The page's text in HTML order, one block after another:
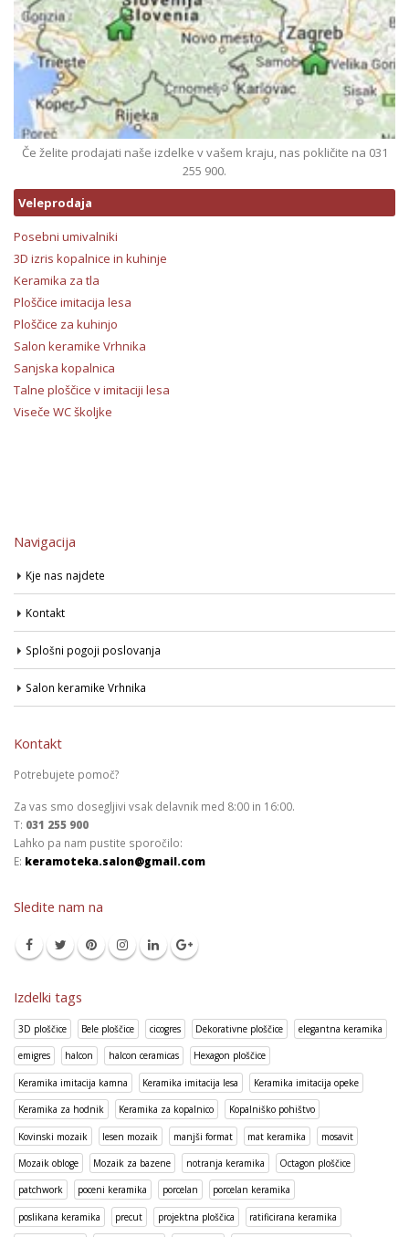
Če želite prodajati naše izdelke v vašem kraju, nas pokličite na 031
255 900.
Veleprodaja
Posebni umivalniki
3D izris kopalnice in kuhinje
Keramika za tla
Ploščice imitacija lesa
Ploščice za kuhinjo
Salon keramike Vrhnika
Sanjska kopalnica
Talne ploščice v imitaciji lesa
Viseče WC školjke
Navigacija
Kje nas najdete
Kontakt
Splošni pogoji poslovanja
Salon keramike Vrhnika
Kontakt
Potrebujete pomoč?
Za vas smo dosegljivi vsak delavnik med 8:00 in 16:00.
T: 031 255 900
Lahko pa nam pustite sporočilo:
E: keramoteka.salon@gmail.com
Sledite nam na
Izdelki tags
3D ploščice Bele ploščice cicogres Dekorativne ploščice elegantna keramika
emigres halcon halcon ceramicas Hexagon ploščice
Keramika imitacija kamna Keramika imitacija lesa Keramika imitacija opeke
Keramika za hodnik Keramika za kopalnico Kopalniško pohištvo
Kovinski mozaik lesen mozaik manjši format mat keramika mosavit
Mozaik obloge Mozaik za bazene notranja keramika Octagon ploščice
patchwork poceni keramika porcelan porcelan keramika
poslikana keramika precut projektna ploščica ratificirana keramika